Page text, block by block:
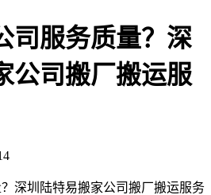
司服务质量？深
公司搬厂搬运服
深圳陆特易搬家公司搬厂搬运服务